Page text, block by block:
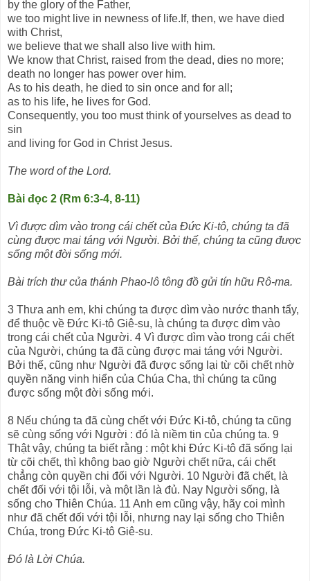
by the glory of the Father,
we too might live in newness of life.If, then, we have died
with Christ,
we believe that we shall also live with him.
We know that Christ, raised from the dead, dies no more;
death no longer has power over him.
As to his death, he died to sin once and for all;
as to his life, he lives for God.
Consequently, you too must think of yourselves as dead to
sin
and living for God in Christ Jesus.
The word of the Lord.
Bài đọc 2 (Rm 6:3-4, 8-11)
Vì được dìm vào trong cái chết của Đức Ki-tô, chúng ta đã
cùng được mai táng với Người. Bởi thế, chúng ta cũng được
sống một đời sống mới.
Bài trích thư của thánh Phao-lô tông đồ gửi tín hữu Rô-ma.
3 Thưa anh em, khi chúng ta được dìm vào nước thanh tẩy,
để thuộc về Đức Ki-tô Giê-su, là chúng ta được dìm vào
trong cái chết của Người. 4 Vì được dìm vào trong cái chết
của Người, chúng ta đã cùng được mai táng với Người.
Bởi thế, cũng như Người đã được sống lại từ cõi chết nhờ
quyền năng vinh hiển của Chúa Cha, thì chúng ta cũng
được sống một đời sống mới.
8 Nếu chúng ta đã cùng chết với Đức Ki-tô, chúng ta cũng
sẽ cùng sống với Người : đó là niềm tin của chúng ta. 9
Thật vậy, chúng ta biết rằng : một khi Đức Ki-tô đã sống lại
từ cõi chết, thì không bao giờ Người chết nữa, cái chết
chẳng còn quyền chi đối với Người. 10 Người đã chết, là
chết đối với tội lỗi, và một lần là đủ. Nay Người sống, là
sống cho Thiên Chúa. 11 Anh em cũng vậy, hãy coi mình
như đã chết đối với tội lỗi, nhưng nay lại sống cho Thiên
Chúa, trong Đức Ki-tô Giê-su.
Đó là Lời Chúa.